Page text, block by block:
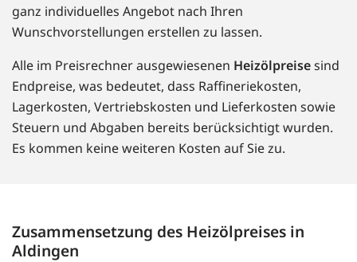
ganz individuelles Angebot nach Ihren
Wunschvorstellungen erstellen zu lassen.
Alle im Preisrechner ausgewiesenen Heizölpreisesind
Endpreise, was bedeutet, dass Raffineriekosten,
Lagerkosten, Vertriebskosten und Lieferkosten sowie
Steuern und Abgaben bereits berücksichtigt wurden.
Es kommen keine weiteren Kosten auf Sie zu.
Zusammensetzung des Heizölpreises in
Aldingen